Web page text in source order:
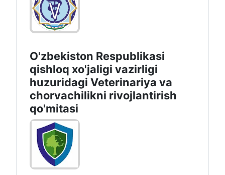
O'zbekiston Respublikasi
qishloq xo'jaligi vazirligi
huzuridagi Veterinariya va
chorvachilikni rivojlantirish
qo'mitasi